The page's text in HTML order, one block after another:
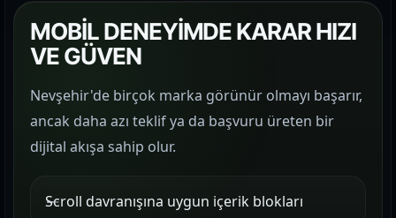
MOBİL DENEYİMDE KARAR HIZI
VE GÜVEN
Nevşehir'de birçok marka görünür olmayı başarır,
ancak daha azı teklif ya da başvuru üreten bir
dijital akışa sahip olur.
Scroll davranışına uygun içerik blokları